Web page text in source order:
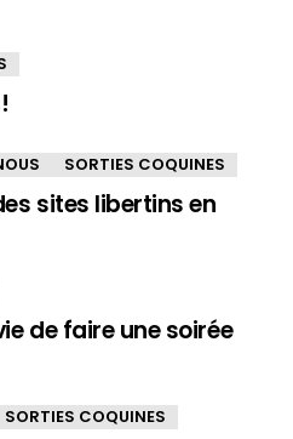
SORTIES COQUINES
sites libertins en
de faire une soirée
SORTIES COQUINES